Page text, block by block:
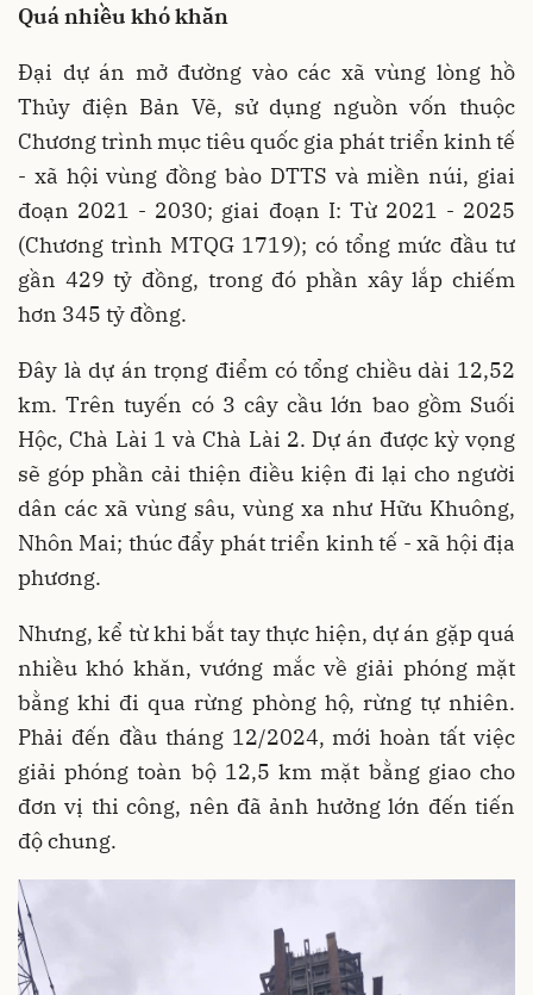
Quá nhiều khó khăn
Đại dự án mở đường vào các xã vùng lòng hồ
Thủy điện Bản Vẽ, sử dụng nguồn vốn thuộc
Chương trình mục tiêu quốc gia phát triển kinh tế
- xã hội vùng đồng bào DTTS và miền núi, giai
đoạn 2021 - 2030; giai đoạn I: Từ 2021 - 2025
(Chương trình MTQG 1719); có tổng mức đầu tư
gần 429 tỷ đồng, trong đó phần xây lắp chiếm
hơn 345 tỷ đồng.
Đây là dự án trọng điểm có tổng chiều dài 12,52
km. Trên tuyến có 3 cây cầu lớn bao gồm Suối
Hộc, Chà Lài 1 và Chà Lài 2. Dự án được kỳ vọng
sẽ góp phần cải thiện điều kiện đi lại cho người
dân các xã vùng sâu, vùng xa như Hữu Khuông,
Nhôn Mai; thúc đẩy phát triển kinh tế - xã hội địa
phương.
Nhưng, kể từ khi bắt tay thực hiện, dự án gặp quá
nhiều khó khăn, vướng mắc về giải phóng mặt
bằng khi đi qua rừng phòng hộ, rừng tự nhiên.
Phải đến đầu tháng 12/2024, mới hoàn tất việc
giải phóng toàn bộ 12,5 km mặt bằng giao cho
đơn vị thi công, nên đã ảnh hưởng lớn đến tiến
độ chung.